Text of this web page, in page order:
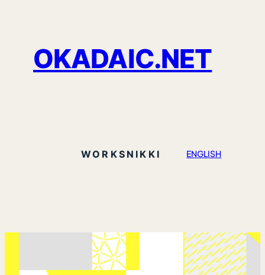
OKADAIC.NET
WORKS NIKKI ENGLISH